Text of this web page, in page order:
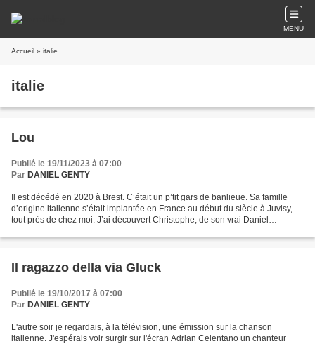
MENU
Accueil » italie
italie
Lou
Publié le 19/11/2023 à 07:00
Par DANIEL GENTY
Il est décédé en 2020 à Brest. C’était un p’tit gars de banlieue. Sa famille
d’origine italienne s’était implantée en France au début du siècle à Juvisy,
tout près de chez moi. J’ai découvert Christophe, de son vrai Daniel
Il ragazzo della via Gluck
Publié le 19/10/2017 à 07:00
Par DANIEL GENTY
L'autre soir je regardais, à la télévision, une émission sur la chanson
italienne. J'espérais voir surgir sur l'écran Adrian Celentano un chanteur